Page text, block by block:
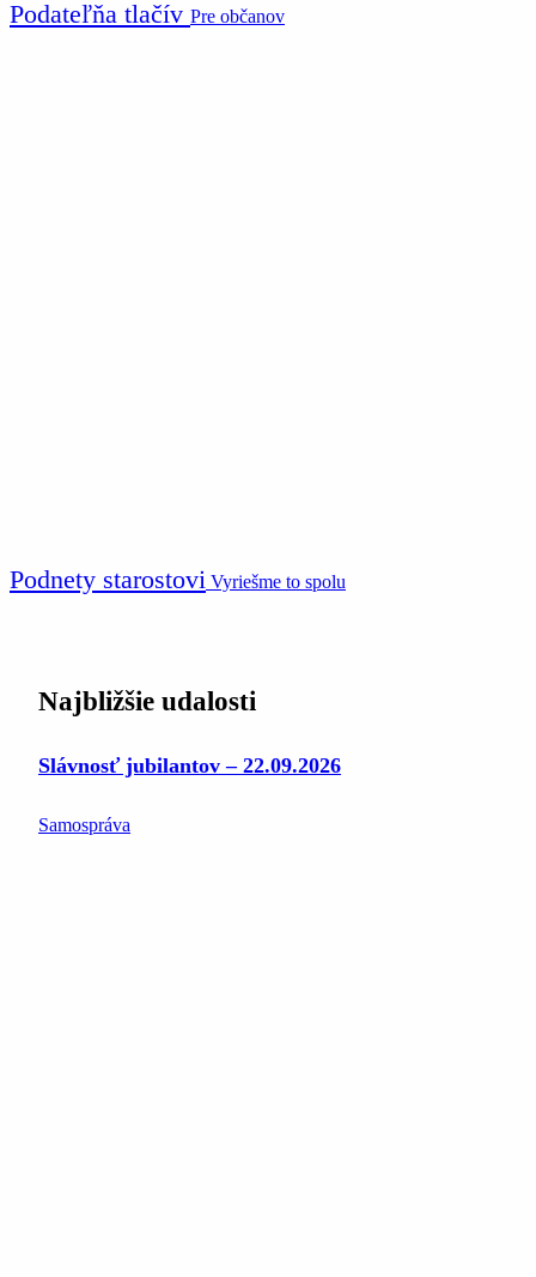
Podateľňa tlačív Pre občanov
Podnety starostovi Vyriešme to spolu
Najbližšie udalosti
Slávnosť jubilantov – 22.09.2026
Samospráva